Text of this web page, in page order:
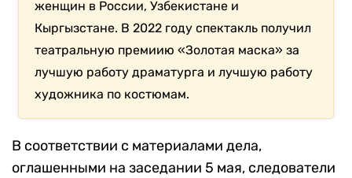
женщин в России, Узбекистане и
Кыргызстане. В 2022 году спектакль получил
театральную премиию «Золотая маска» за
лучшую работу драматурга и лучшую работу
художника по костюмам.
В соответствии с материалами дела,
оглашенными на заседании 5 мая, следователи